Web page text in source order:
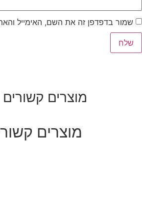
שמור בדפדפן זה את השם, האימייל
מוצרים קשורים
מוצרים